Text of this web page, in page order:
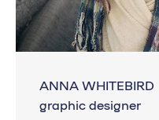
ANNA WHITEBIRD
graphic designer